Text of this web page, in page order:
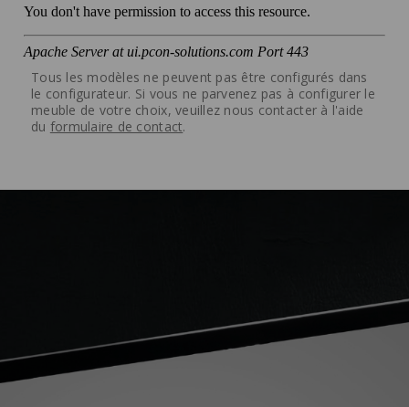
Tous les modèles ne peuvent pas être configurés dans
le configurateur. Si vous ne parvenez pas à configurer le
meuble de votre choix, veuillez nous contacter à l'aide
du formulaire de contact.